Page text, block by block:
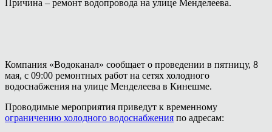
Причина – ремонт водопровода на улице Менделеева.
Компания «Водоканал» сообщает о проведении в пятницу, 8
мая, с 09:00 ремонтных работ на сетях холодного
водоснабжения на улице Менделеева в Кинешме.
Проводимые мероприятия приведут к временному
ограничению холодного водоснабжения по адресам: